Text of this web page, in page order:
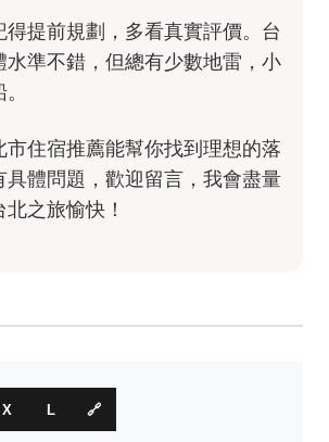
得提前規劃，多看真實評價。台
水準不錯，但總有少數地雷，小
市住宿推薦能幫你找到理想的落
具體問題，歡迎留言，我會盡量
之旅愉快！
X L 🔗